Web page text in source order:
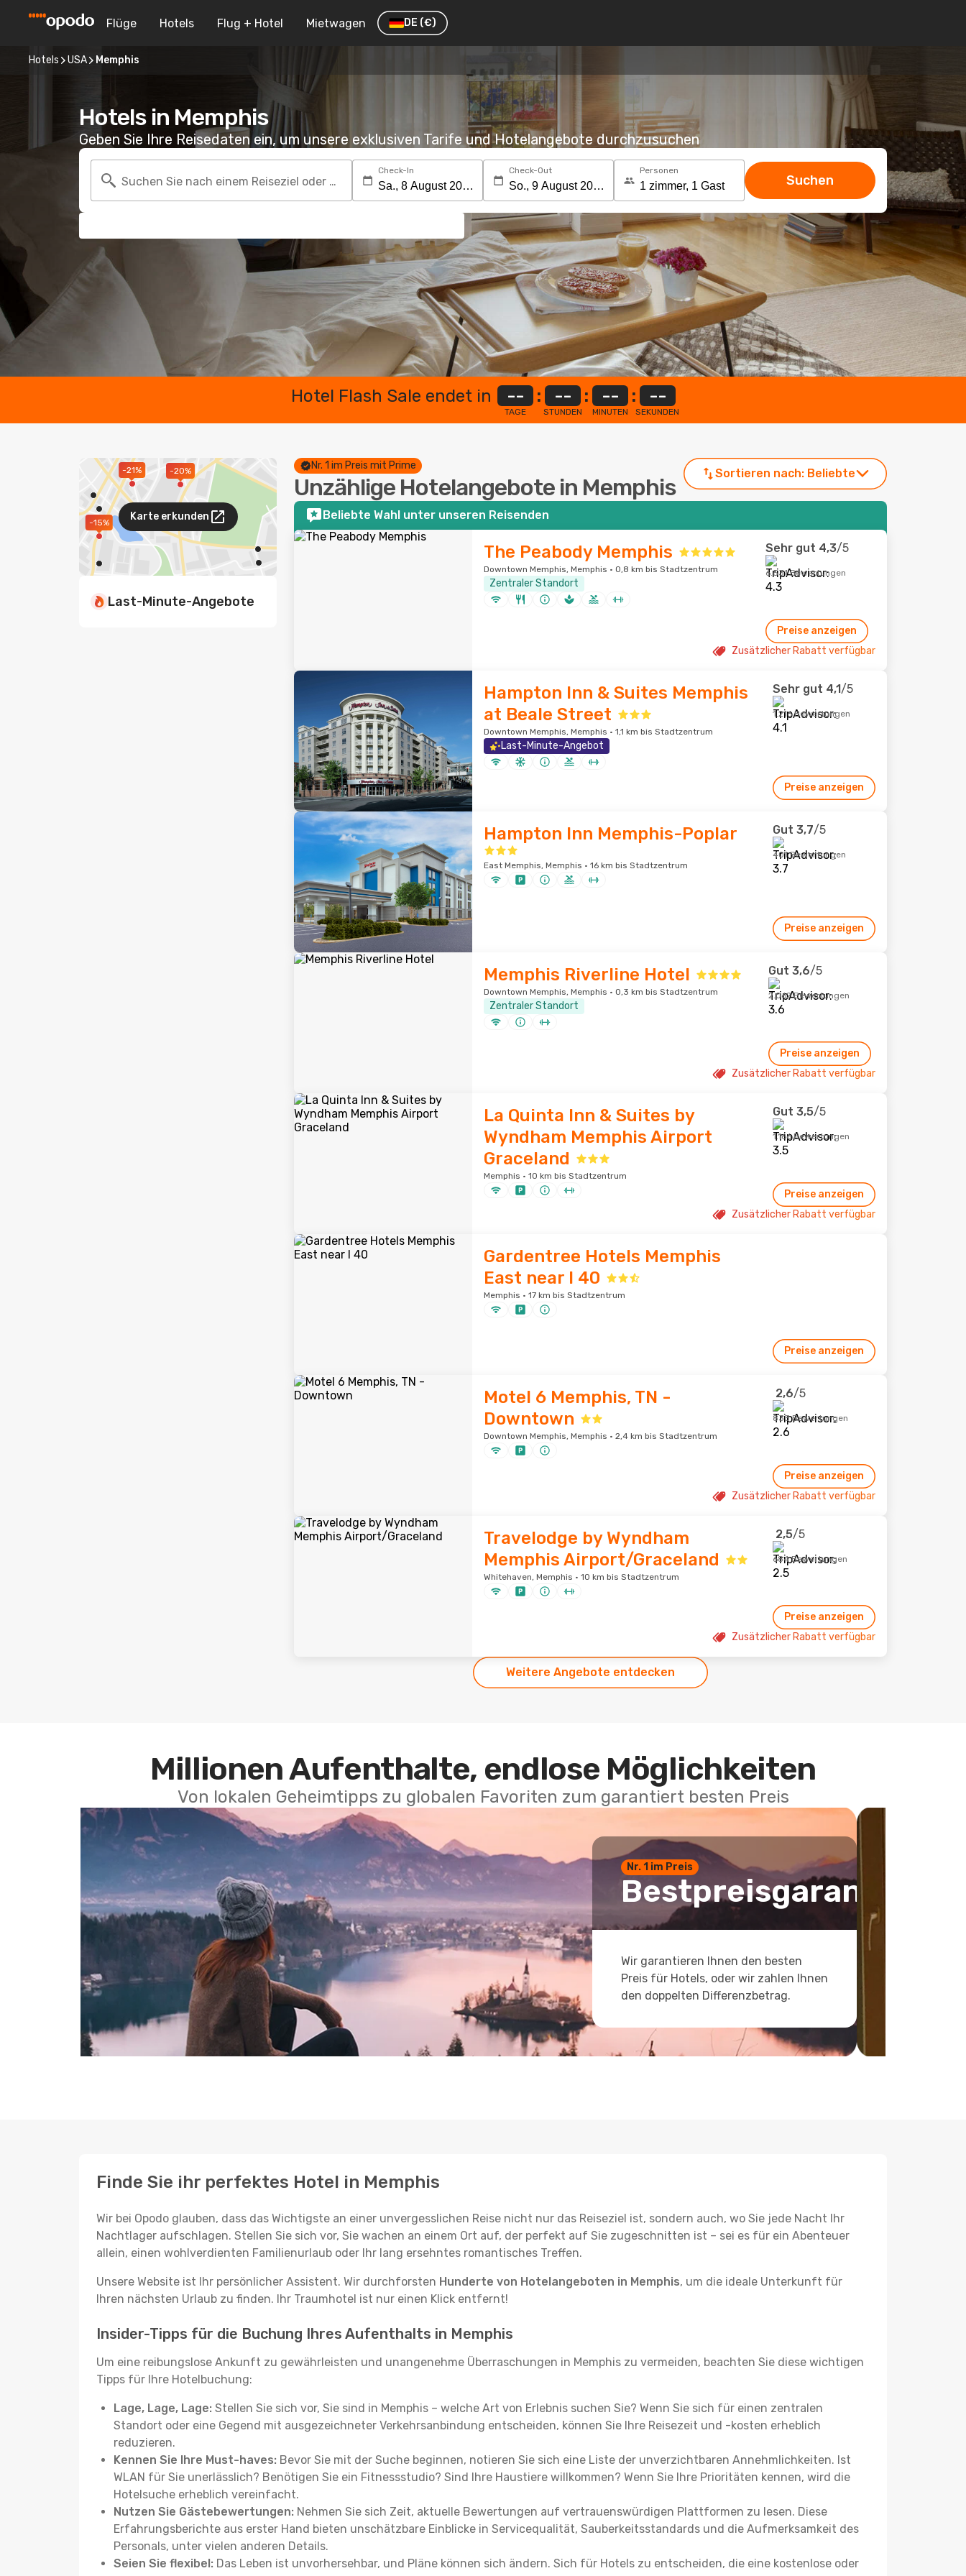
Flüge Hotels Flug + Hotel Mietwagen DE (€)
Hotels USA Memphis
Hotels in Memphis
Geben Sie Ihre Reisedaten ein, um unsere exklusiven Tarife und Hotelangebote durchzusuchen
Suchen Sie nach einem Reiseziel oder Hotel
Check-In Check-Out Personen
Suchen
Hotel Flash Sale endet in --
TAGE
: --
STUNDEN
: --
MINUTEN
: --
SEKUNDEN
-20%
-21%
-15%
Karte erkunden
Last-Minute-Angebote
Nr. 1 im Preis mit Prime
Unzählige Hotelangebote in Memphis
Sortieren nach: Beliebte
Beliebte Wahl unter unseren Reisenden
The Peabody Memphis
Downtown Memphis, Memphis · 0,8 km bis Stadtzentrum
Zentraler Standort
Sehr gut 4,3/5
6.531 Bewertungen
Preise anzeigen
Zusätzlicher Rabatt verfügbar
Hampton Inn & Suites Memphis
at Beale Street
Downtown Memphis, Memphis · 1,1 km bis Stadtzentrum
Last-Minute-Angebot
Sehr gut 4,1/5
1.216 Bewertungen
Preise anzeigen
Hampton Inn Memphis-Poplar
East Memphis, Memphis · 16 km bis Stadtzentrum
Gut 3,7/5
401 Bewertungen
Preise anzeigen
Memphis Riverline Hotel
Downtown Memphis, Memphis · 0,3 km bis Stadtzentrum
Zentraler Standort
Gut 3,6/5
2.062 Bewertungen
Preise anzeigen
Zusätzlicher Rabatt verfügbar
La Quinta Inn & Suites by
Wyndham Memphis Airport
Graceland
Memphis · 10 km bis Stadtzentrum
Gut 3,5/5
1.166 Bewertungen
Preise anzeigen
Zusätzlicher Rabatt verfügbar
Gardentree Hotels Memphis
East near I 40
Memphis · 17 km bis Stadtzentrum
Preise anzeigen
Motel 6 Memphis, TN -
Downtown
Downtown Memphis, Memphis · 2,4 km bis Stadtzentrum
2,6/5
833 Bewertungen
Preise anzeigen
Zusätzlicher Rabatt verfügbar
Travelodge by Wyndham
Memphis Airport/Graceland
Whitehaven, Memphis · 10 km bis Stadtzentrum
2,5/5
684 Bewertungen
Preise anzeigen
Zusätzlicher Rabatt verfügbar
Weitere Angebote entdecken
Millionen Aufenthalte, endlose Möglichkeiten
Von lokalen Geheimtipps zu globalen Favoriten zum garantiert besten Preis
Nr. 1 im Preis
Bestpreisgarantie
Wir garantieren Ihnen den besten
Preis für Hotels, oder wir zahlen Ihnen
den doppelten Differenzbetrag.
Finde Sie ihr perfektes Hotel in Memphis
Wir bei Opodo glauben, dass das Wichtigste an einer unvergesslichen Reise nicht nur das Reiseziel ist, sondern auch, wo Sie jede Nacht Ihr
Nachtlager aufschlagen. Stellen Sie sich vor, Sie wachen an einem Ort auf, der perfekt auf Sie zugeschnitten ist – sei es für ein Abenteuer
allein, einen wohlverdienten Familienurlaub oder Ihr lang ersehntes romantisches Treffen.
Unsere Website ist Ihr persönlicher Assistent. Wir durchforsten Hunderte von Hotelangeboten in Memphis, um die ideale Unterkunft für
Ihren nächsten Urlaub zu finden. Ihr Traumhotel ist nur einen Klick entfernt!
Insider-Tipps für die Buchung Ihres Aufenthalts in Memphis
Um eine reibungslose Ankunft zu gewährleisten und unangenehme Überraschungen in Memphis zu vermeiden, beachten Sie diese wichtigen
Tipps für Ihre Hotelbuchung:
Lage, Lage, Lage: Stellen Sie sich vor, Sie sind in Memphis – welche Art von Erlebnis suchen Sie? Wenn Sie sich für einen zentralen
Standort oder eine Gegend mit ausgezeichneter Verkehrsanbindung entscheiden, können Sie Ihre Reisezeit und -kosten erheblich
reduzieren.
Kennen Sie Ihre Must-haves: Bevor Sie mit der Suche beginnen, notieren Sie sich eine Liste der unverzichtbaren Annehmlichkeiten. Ist
WLAN für Sie unerlässlich? Benötigen Sie ein Fitnessstudio? Sind Ihre Haustiere willkommen? Wenn Sie Ihre Prioritäten kennen, wird die
Hotelsuche erheblich vereinfacht.
Nutzen Sie Gästebewertungen: Nehmen Sie sich Zeit, aktuelle Bewertungen auf vertrauenswürdigen Plattformen zu lesen. Diese
Erfahrungsberichte aus erster Hand bieten unschätzbare Einblicke in Servicequalität, Sauberkeitsstandards und die Aufmerksamkeit des
Personals, unter vielen anderen Details.
Seien Sie flexibel: Das Leben ist unvorhersehbar, und Pläne können sich ändern. Sich für Hotels zu entscheiden, die eine kostenlose oder